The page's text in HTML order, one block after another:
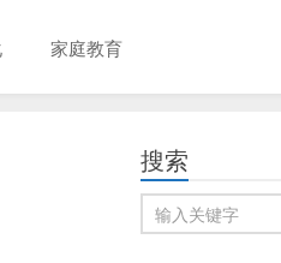
家庭教育
搜索